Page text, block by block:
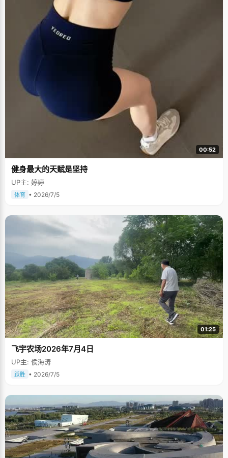
00:52
健身最大的天赋是坚持
UP主: 婷婷
体育 • 2026/7/5
01:25
飞宇农场2026年7月4日
UP主: 侯海涛
跃胜 • 2026/7/5